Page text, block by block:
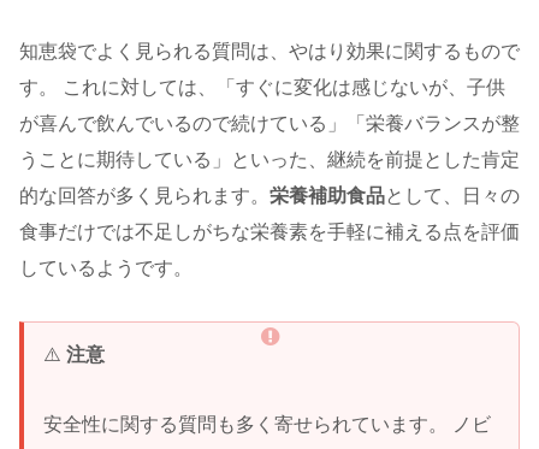
知恵袋でよく見られる質問は、やはり効果に関するもので
す。 これに対しては、「すぐに変化は感じないが、子供
が喜んで飲んでいるので続けている」「栄養バランスが整
うことに期待している」といった、継続を前提とした肯定
的な回答が多く見られます。 栄養補助食品として、日々の
食事だけでは不足しがちな栄養素を手軽に補える点を評価
しているようです。
⚠️ 注意
安全性に関する質問も多く寄せられています。 ノビ